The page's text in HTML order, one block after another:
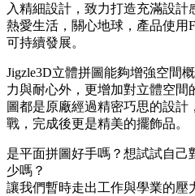
入精細設計，致力打造充滿設計
熱愛生活，關心地球，產品使用
可持續發展。
Jigzle3D立體拼圖能夠增強空間
力與耐心外，更增加對立體空間
圖都是原廠經過精密巧思的設
戰，完成後更是精美的擺飾品。
是平面拼圖好手嗎？想試試自己
少嗎？
讓我們暫時走出工作與學業的壓